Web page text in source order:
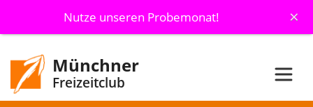
Nutze unseren Probemonat! ×
Münchner
Freizeitclub